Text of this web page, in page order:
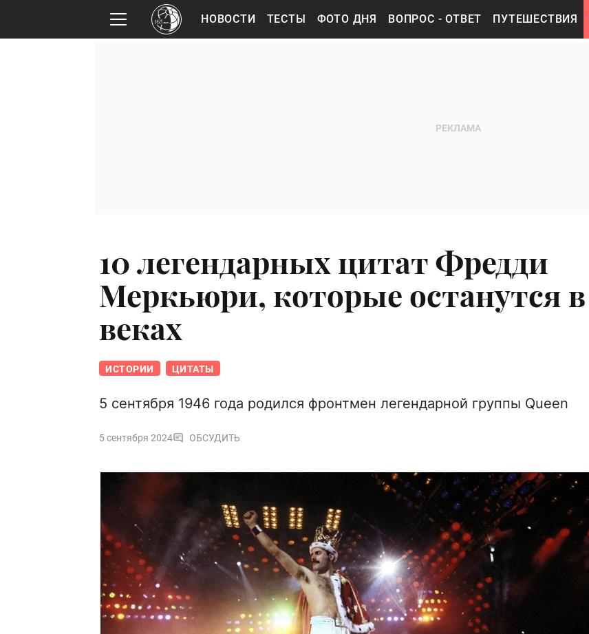
НОВОСТИ ТЕСТЫ ФОТО ДНЯ ВОПРОС - ОТВЕТ ПУТЕШЕСТВИЯ
10 легендарных цитат Фредди
Меркьюри, которые останутся в
веках
ИСТОРИИ ЦИТАТЫ
5 сентября 1946 года родился фронтмен легендарной группы Queen
5 сентября 2024 ОБСУДИТЬ